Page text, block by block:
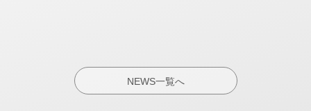
NEWS一覧へ